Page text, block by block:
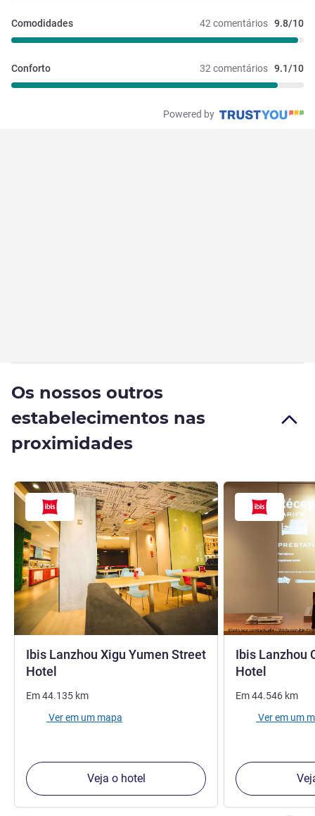
42 comentários 9.8/10
Comodidades
32 comentários 9.1/10
Conforto
Powered by
Os nossos outros
estabelecimentos nas
proximidades
Ibis Lanzhou Xigu Yumen Street
Hotel
Em44.135 km
Ver em um mapa
Veja o hotel
Ibis Lanzhou
Hotel
Em44.546 km
Ver em um